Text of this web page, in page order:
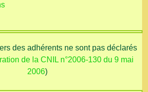
des adhérents ne sont pas déclarés
de la CNIL n°2006-130 du 9 mai
2006)